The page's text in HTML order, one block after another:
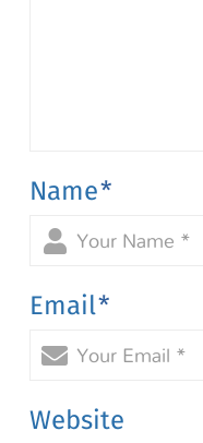
Name*
Email*
Website